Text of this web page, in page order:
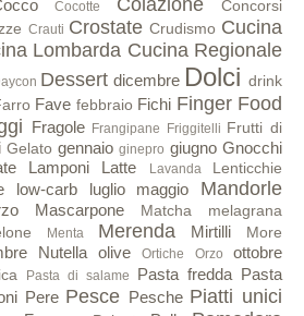
Cocotte Colazione Concorsi
Crauti Crostate Crudismo Cucina
Lombarda Cucina Regionale
Dessert dicembre Dolci drink
Fave febbraio Fichi Finger Food
Fragole Frangipane Friggitelli Frutti di
Gelato gennaio ginepro giugno Gnocchi
Lamponi Latte Lavanda Lenticchie
low-carb luglio maggio Mandorle
Mascarpone Matcha melagrana
Menta Merenda Mirtilli More
Nutella olive Ortiche Orzo
ottobre
Pasta di salame Pasta fredda Pasta
Pere Pesce Pesche Piatti unici